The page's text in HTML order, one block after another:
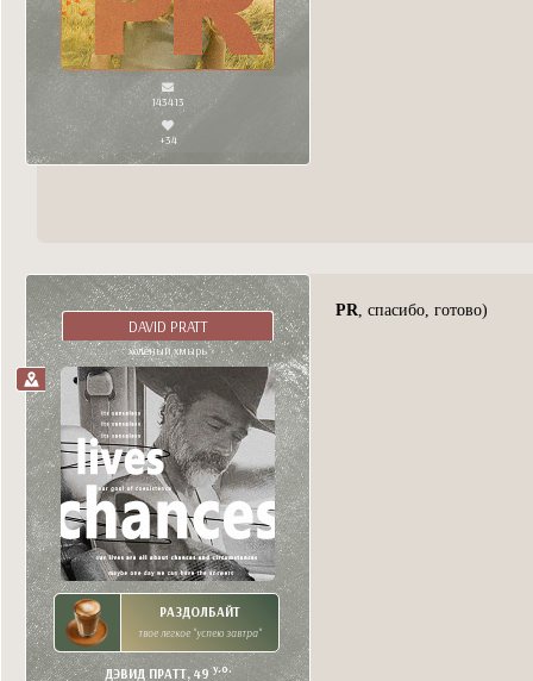
143413
+34
DAVID PRATT
холёный хмырь
РАЗДОЛБАЙТ
твое легкое "успею завтра"
ДЭВИД ПРАТТ, 49y.o.
PR, спасибо, готово)